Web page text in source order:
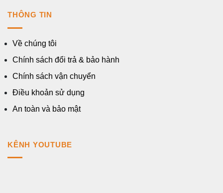
THÔNG TIN
Về chúng tôi
Chính sách đổi trả & bảo hành
Chính sách vận chuyển
Điều khoản sử dụng
An toàn và bảo mật
KÊNH YOUTUBE